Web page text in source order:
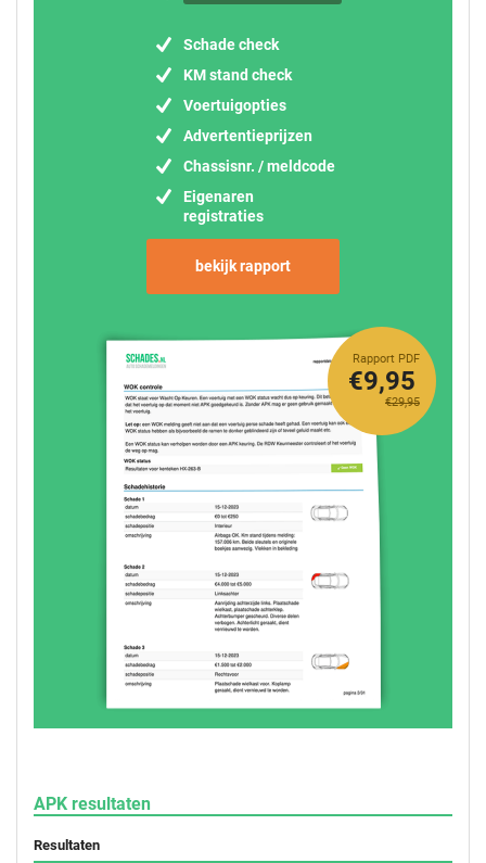
Schade check
KM stand check
Voertuigopties
Advertentieprijzen
Chassisnr. / meldcode
Eigenaren
registraties
bekijk rapport
Rapport PDF
€29,95
€9,95
APK resultaten
Resultaten